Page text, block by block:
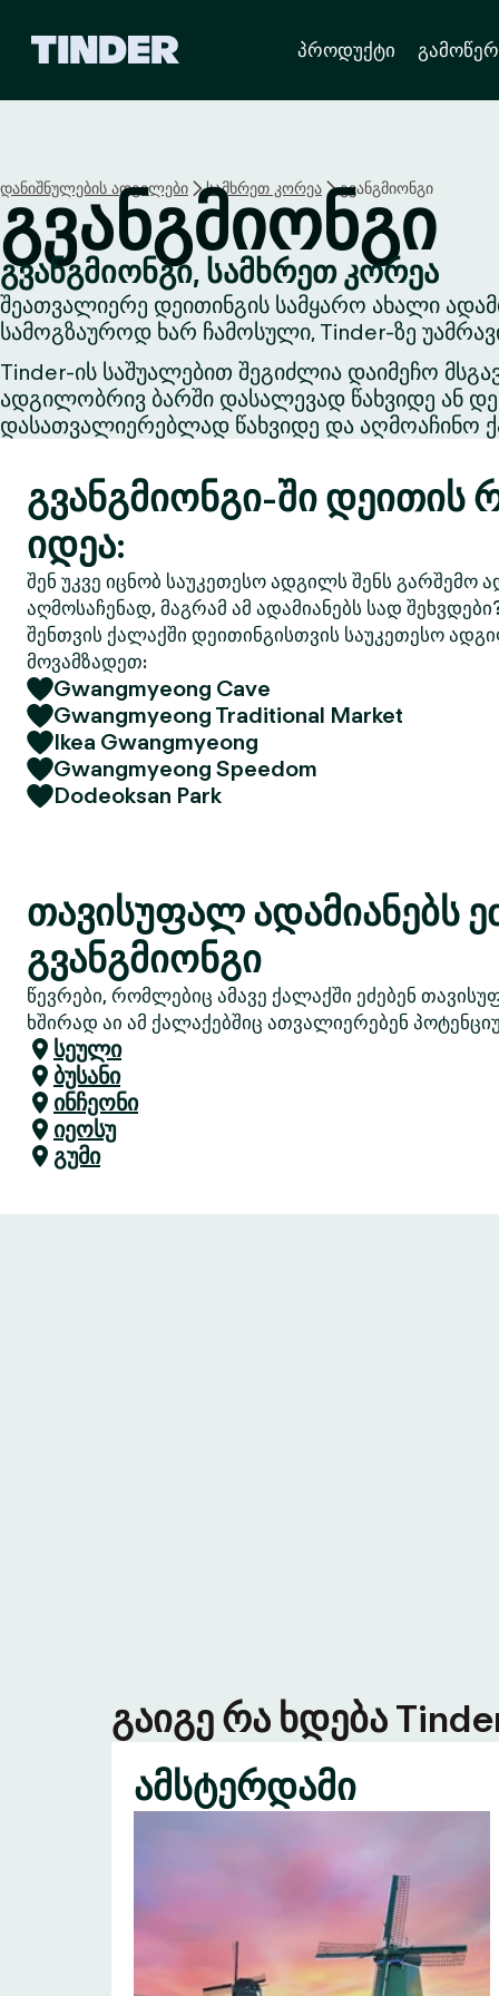
H
o
m
e
პროდუქტი
დანიშნულების ადგილები სამხრეთ კორეა გვანგმიონგი
გვანგმიონგი
გვანგმიონგი, სამხრეთ კორეა
შეათვალიერე დეითინგის სამყარო ახალი
სამოგზაუროდ ხარ ჩამოსული, Tinder-ზე
Tinder-ის საშუალებით შეგიძლია დაიმეჩო
ადგილობრივ ბარში დასალევად წახვიდე ან
დასათვალიერებლად წახვიდე და აღმოაჩინო
გვანგმიონგი-ში დეითის
იდეა:
შენ უკვე იცნობ საუკეთესო ადგილს შენს გარშემო
აღმოსაჩენად, მაგრამ ამ ადამიანებს სად
შენთვის ქალაქში დეითინგისთვის საუკეთესო
მოვამზადეთ:
Gwangmyeong Cave
Gwangmyeong Traditional Market
Ikea Gwangmyeong
Gwangmyeong Speedom
Dodeoksan Park
თავისუფალ ადამიანებს
გვანგმიონგი
წევრები, რომლებიც ამავე ქალაქში ეძებენ
ხშირად აი ამ ქალაქებშიც ათვალიერებენ
სეული
ბუსანი
ინჩეონი
იეოსუ
გუმი
გაიგე რა ხდება
ამსტერდამი